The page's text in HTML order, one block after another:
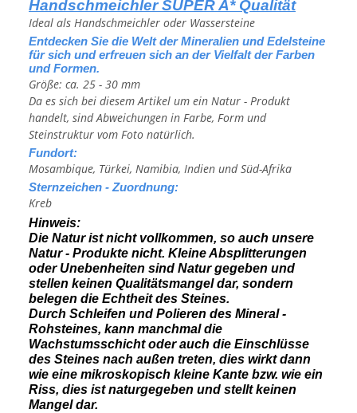
Handschmeichler SUPER A* Qualität
Ideal als Handschmeichler oder Wassersteine
Entdecken Sie die Welt der Mineralien und Edelsteine
für sich und erfreuen sich an der Vielfalt der Farben
und Formen.
Größe: ca. 25 - 30 mm
Da es sich bei diesem Artikel um ein Natur - Produkt
handelt, sind Abweichungen in Farbe, Form und
Steinstruktur vom Foto natürlich.
Fundort:
Mosambique, Türkei, Namibia, Indien und Süd-Afrika
Sternzeichen - Zuordnung:
Kreb
Hinweis:
Die Natur ist nicht vollkommen, so auch unsere
Natur - Produkte nicht. Kleine Absplitterungen
oder Unebenheiten sind Natur gegeben und
stellen keinen Qualitätsmangel dar, sondern
belegen die Echtheit des Steines.
Durch Schleifen und Polieren des Mineral -
Rohsteines, kann manchmal die
Wachstumsschicht oder auch die Einschlüsse
des Steines nach außen treten, dies wirkt dann
wie eine mikroskopisch kleine Kante bzw. wie ein
Riss, dies ist naturgegeben und stellt keinen
Mangel dar.